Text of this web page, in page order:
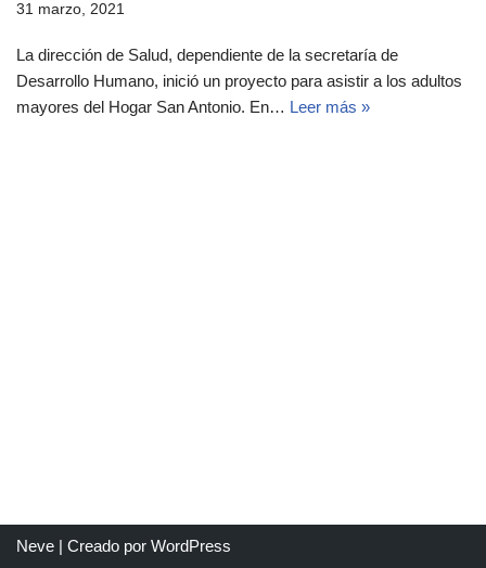
31 marzo, 2021
La dirección de Salud, dependiente de la secretaría de
Desarrollo Humano, inició un proyecto para asistir a los adultos
mayores del Hogar San Antonio. En… Leer más »
Neve | Creado por WordPress